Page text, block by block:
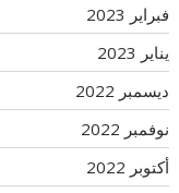
فبراير 2023
يناير 2023
ديسمبر 2022
نوفمبر 2022
أكتوبر 2022